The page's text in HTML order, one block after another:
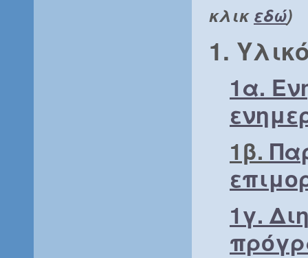
κλικ εδώ)
1.
1α.
1β.
1γ.